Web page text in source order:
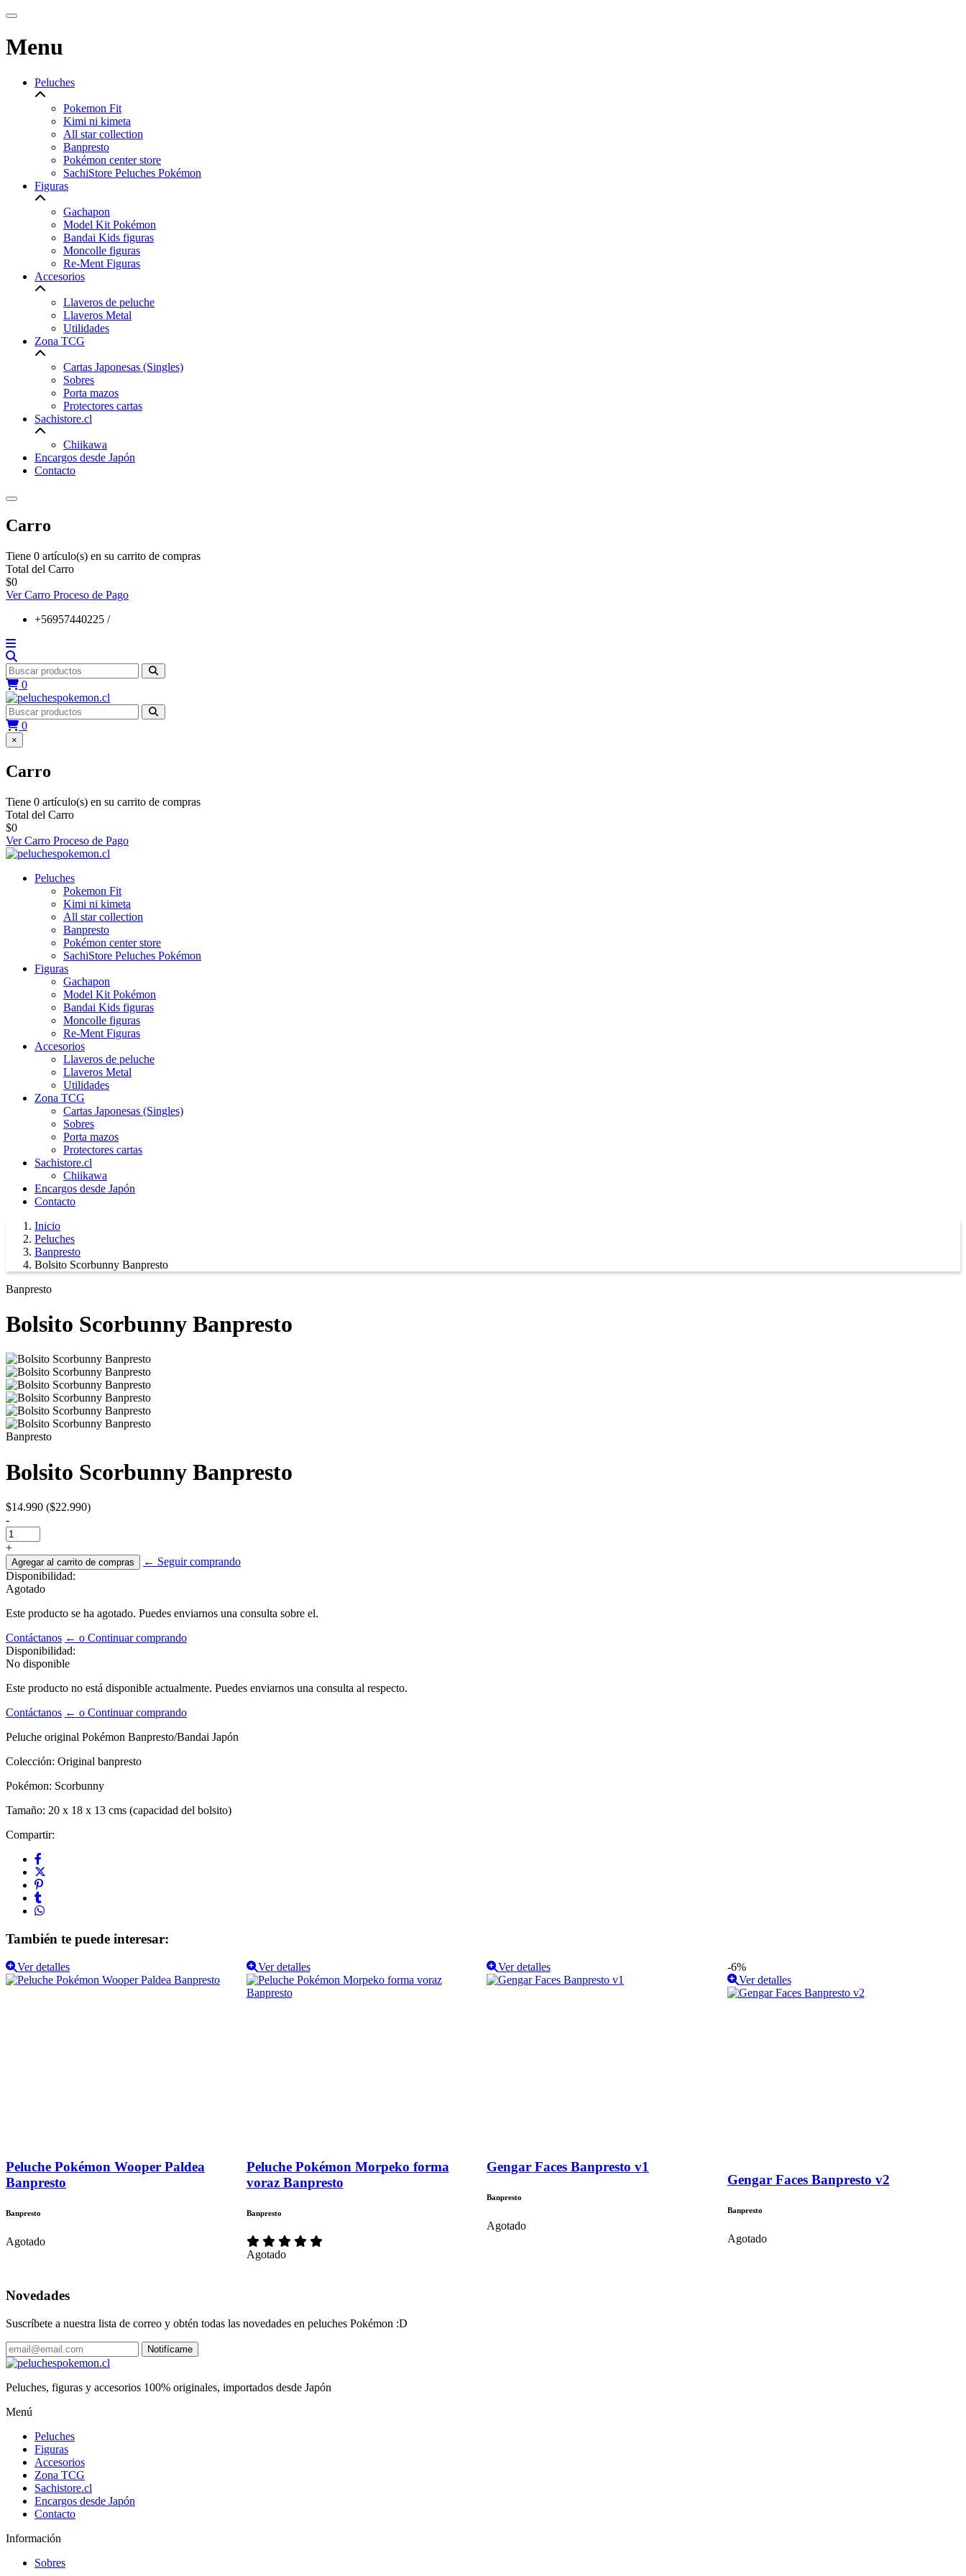
Menu
Peluches
Pokemon Fit
Kimi ni kimeta
All star collection
Banpresto
Pokémon center store
SachiStore Peluches Pokémon
Figuras
Gachapon
Model Kit Pokémon
Bandai Kids figuras
Moncolle figuras
Re-Ment Figuras
Accesorios
Llaveros de peluche
Llaveros Metal
Utilidades
Zona TCG
Cartas Japonesas (Singles)
Sobres
Porta mazos
Protectores cartas
Sachistore.cl
Chiikawa
Encargos desde Japón
Contacto
Carro
Tiene 0 artículo(s) en su carrito de compras
Total del Carro
$0
Ver Carro Proceso de Pago
+56957440225 /
0
0
×
Carro
Tiene 0 artículo(s) en su carrito de compras
Total del Carro
$0
Ver Carro Proceso de Pago
Peluches
Pokemon Fit
Kimi ni kimeta
All star collection
Banpresto
Pokémon center store
SachiStore Peluches Pokémon
Figuras
Gachapon
Model Kit Pokémon
Bandai Kids figuras
Moncolle figuras
Re-Ment Figuras
Accesorios
Llaveros de peluche
Llaveros Metal
Utilidades
Zona TCG
Cartas Japonesas (Singles)
Sobres
Porta mazos
Protectores cartas
Sachistore.cl
Chiikawa
Encargos desde Japón
Contacto
Inicio
Peluches
Banpresto
Bolsito Scorbunny Banpresto
Banpresto
Bolsito Scorbunny Banpresto
Banpresto
Bolsito Scorbunny Banpresto
$14.990 ($22.990)
-
+
← Seguir comprando
Disponibilidad:
Agotado
Este producto se ha agotado. Puedes enviarnos una consulta sobre el.
Contáctanos ← o Continuar comprando
Disponibilidad:
No disponible
Este producto no está disponible actualmente. Puedes enviarnos una consulta al respecto.
Contáctanos ← o Continuar comprando
Peluche original Pokémon Banpresto/Bandai Japón
Colección: Original banpresto
Pokémon: Scorbunny
Tamaño: 20 x 18 x 13 cms (capacidad del bolsito)
Compartir:
También te puede interesar:
Ver detalles
Peluche Pokémon Wooper Paldea
Banpresto
Banpresto
Agotado
Ver detalles
Peluche Pokémon Morpeko forma
voraz Banpresto
Banpresto
Agotado
Ver detalles
Gengar Faces Banpresto v1
Banpresto
Agotado
-6%
Ver detalles
Gengar Faces Banpresto v2
Banpresto
Agotado
Novedades
Suscríbete a nuestra lista de correo y obtén todas las novedades en peluches Pokémon :D
Notifícame
Peluches, figuras y accesorios 100% originales, importados desde Japón
Menú
Peluches
Figuras
Accesorios
Zona TCG
Sachistore.cl
Encargos desde Japón
Contacto
Información
Sobres